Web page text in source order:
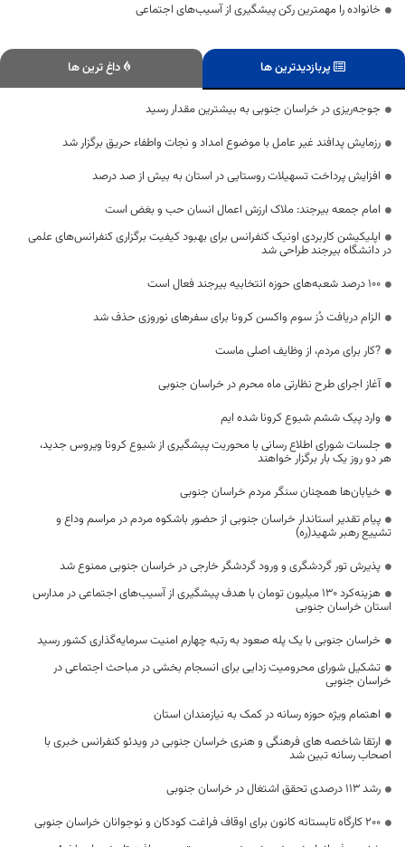
خانواده را مهمترین رکن پیشگیری از آسیب‌های اجتماعی
پربازدیدترین ها داغ ترین ها
جوجه‌ریزی در خراسان جنوبی به بیشترین مقدار رسید
رزمایش پدافند غیر عامل با موضوع امداد و نجات و‌اطفاء حریق برگزار شد
افزایش پرداخت تسهیلات روستایی در استان به بیش از صد درصد
امام جمعه بیرجند: ملاک ارزش اعمال انسان حب و بغض است
اپلیکیشن کاربردی اونیک کنفرانس برای بهبود کیفیت برگزاری کنفرانس‌های علمی
در دانشگاه بیرجند طراحی شد
۱۰۰ درصد شعبه‌های حوزه انتخابیه بیرجند فعال است
الزام دریافت دُز سوم واکسن کرونا برای سفرهای نوروزی حذف شد
?کار برای مردم، از وظایف اصلی ماست
آغاز اجرای طرح نظارتی ماه محرم در خراسان جنوبی
وارد پیک ششم شیوع کرونا شده ایم
جلسات شورای اطلاع رسانی با محوریت پیشگیری از شیوع کرونا ویروس جدید،
هر دو روز یک بار برگزار خواهند
خیابان‌ها همچنان سنگر مردم خراسان جنوبی
پیام تقدیر استاندار خراسان جنوبی از حضور باشکوه مردم در مراسم وداع و
تشییع رهبر شهید(ره)
پذیرش تور گردشگری و ورود گردشگر خارجی در خراسان جنوبی ممنوع شد
هزینه‌کرد 130 میلیون تومان با هدف پیشگیری از آسیب‌های اجتماعی در مدارس
استان خراسان جنوبی
خراسان جنوبی با یک پله صعود به رتبه چهارم امنیت سرمایه‌گذاری کشور رسید
تشکیل شورای محرومیت زدایی برای انسجام بخشی در مباحث اجتماعی در
خراسان جنوبی
اهتمام ویژه حوزه رسانه در کمک به نیازمندان استان
ارتقا شاخصه های فرهنگی و هنری خراسان جنوبی در ویدئو کنفرانس خبری با
اصحاب رسانه تبین شد
رشد ۱۱۳ درصدی تحقق اشتغال در خراسان جنوبی
۲۰۰ کارگاه تابستانه کانون برای اوقاف فراغت کودکان و نوجوانان خراسان جنوبی